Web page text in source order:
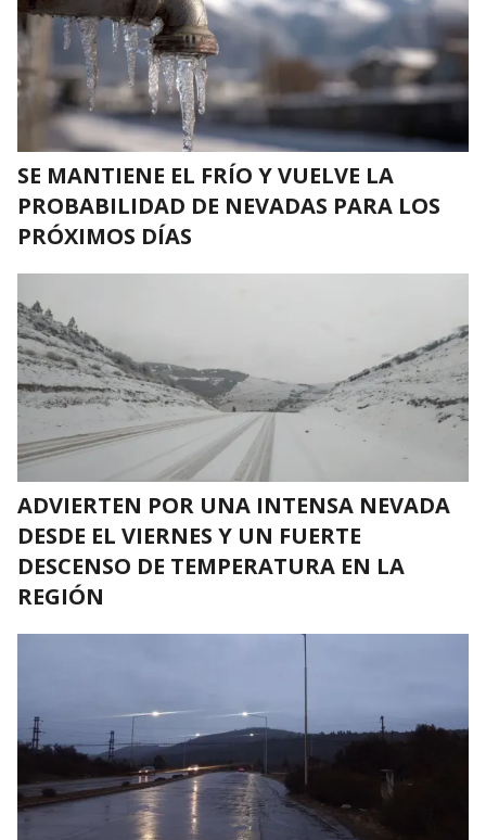
SE MANTIENE EL FRÍO Y VUELVE LA
PROBABILIDAD DE NEVADAS PARA LOS
PRÓXIMOS DÍAS
ADVIERTEN POR UNA INTENSA NEVADA
DESDE EL VIERNES Y UN FUERTE
DESCENSO DE TEMPERATURA EN LA
REGIÓN